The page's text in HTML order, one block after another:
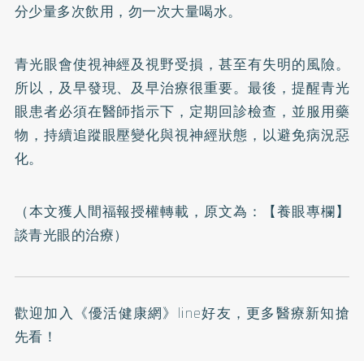
分少量多次飲用，勿一次大量喝水。
青光眼會使視神經及視野受損，甚至有失明的風險。
所以，及早發現、及早治療很重要。最後，提醒青光
眼患者必須在醫師指示下，定期回診檢查，並服用藥
物，持續追蹤眼壓變化與視神經狀態，以避免病況惡
化。
（本文獲人間福報授權轉載，原文為：
【養眼專欄】
談青光眼的治療）
歡迎加入 《優活健康網》line好友 ，更多醫療新知搶
先看！